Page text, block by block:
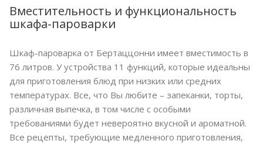
Вместительность и функциональность
шкафа-пароварки
Шкаф-пароварка от Бертаццонни имеет вместимость в
76 литров. У устройства 11 функций, которые идеальны
для приготовления блюд при низких или средних
температурах. Все, что Вы любите – запеканки, торты,
различная выпечка, в том числе с особыми
требованиями будет невероятно вкусной и ароматной.
Все рецепты, требующие медленного приготовления,